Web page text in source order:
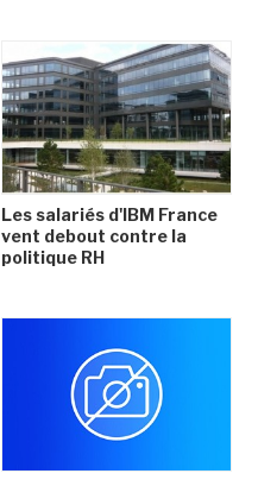
Les salariés d'IBM France
vent debout contre la
politique RH